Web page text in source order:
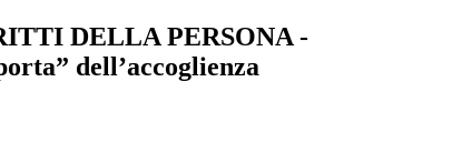
DELLA PERSONA -
dell’accoglienza